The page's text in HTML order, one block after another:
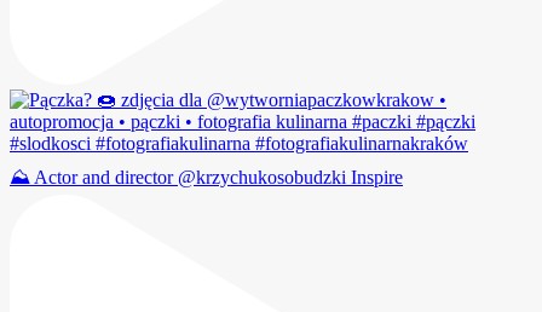
⛰️ Actor and director @krzychukosobudzki Inspire